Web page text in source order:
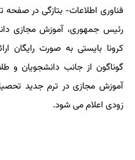
فناوری اطلاعات- بتازگی در صفحه
رئیس جمهوری، آموزش مجازی
کرونا بایستی به صورت رایگان
گوناگون از جانب دانشجویان و
آموزش مجازی در ترم جدید
زودی اعلام می شود.